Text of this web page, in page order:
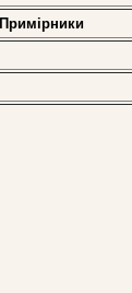
Примірники